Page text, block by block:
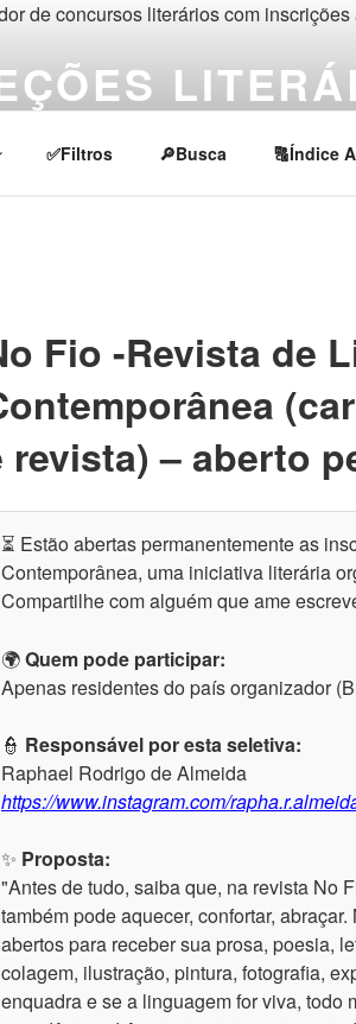
✅Filtros 🔎Busca 🔠Índice
Fio -Revista de
revista) – aberto
⏳ Estão abertas permanentemente as
Contemporânea, uma iniciativa literária
Compartilhe com alguém que ame
🌍Quem pode participar:
Apenas residentes do país organizador
👮 Responsável por esta seletiva:
Raphael Rodrigo de Almeida
https://www.instagram.com/
✨ Proposta:
"Antes de tudo, saiba que, na revista No
também pode aquecer, confortar,
abertos para receber sua prosa, poesia,
colagem, ilustração, pintura, fotografia,
enquadra e se a linguagem for viva,